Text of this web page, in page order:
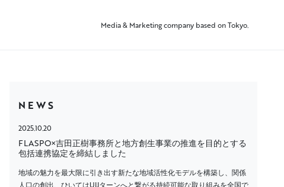
Media & Marketing company based on Tokyo.
NEWS
2025.10.20
FLASPO×吉田正樹事務所と地方創生事業の推進を目的とする
包括連携協定を締結しました
地域の魅力を最大限に引き出す新たな地域活性化モデルを構築し、関係
人口の創出、ひいてはUIJターンへと繋がる持続可能な取り組みを全国で